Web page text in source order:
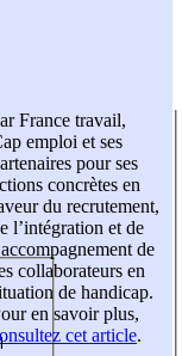
France travail,
emploi et ses
pour ses
concrètes en
du recrutement,
l’intégration et de
de
collaborateurs en
de handicap.
en savoir plus,
cet article.